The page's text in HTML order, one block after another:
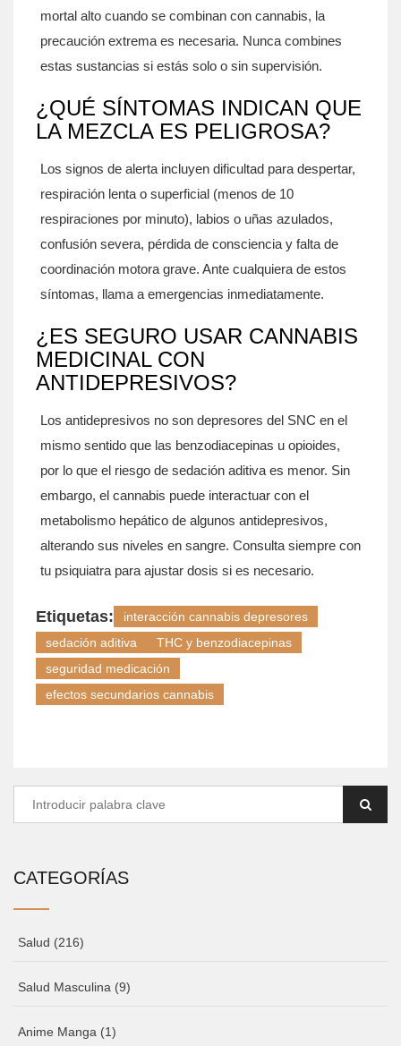
mortal alto cuando se combinan con cannabis, la
precaución extrema es necesaria. Nunca combines
estas sustancias si estás solo o sin supervisión.
¿QUÉ SÍNTOMAS INDICAN QUE
LA MEZCLA ES PELIGROSA?
Los signos de alerta incluyen dificultad para despertar,
respiración lenta o superficial (menos de 10
respiraciones por minuto), labios o uñas azulados,
confusión severa, pérdida de consciencia y falta de
coordinación motora grave. Ante cualquiera de estos
síntomas, llama a emergencias inmediatamente.
¿ES SEGURO USAR CANNABIS
MEDICINAL CON
ANTIDEPRESIVOS?
Los antidepresivos no son depresores del SNC en el
mismo sentido que las benzodiacepinas u opioides,
por lo que el riesgo de sedación aditiva es menor. Sin
embargo, el cannabis puede interactuar con el
metabolismo hepático de algunos antidepresivos,
alterando sus niveles en sangre. Consulta siempre con
tu psiquiatra para ajustar dosis si es necesario.
Etiquetas:
interacción cannabis depresores
sedación aditiva
THC y benzodiacepinas
seguridad medicación
efectos secundarios cannabis
CATEGORÍAS
Salud (216)
Salud Masculina (9)
Anime Manga (1)